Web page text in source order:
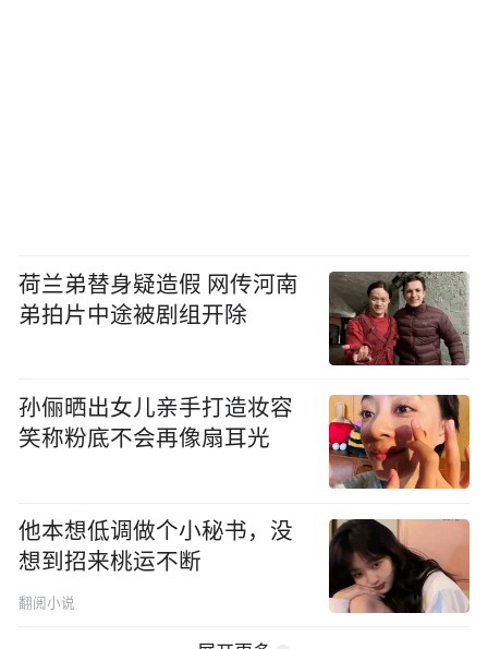
荷兰弟替身疑造假 网传河南
弟拍片中途被剧组开除
孙俪晒出女儿亲手打造妆容
笑称粉底不会再像扇耳光
他本想低调做个小秘书，没
想到招来桃运不断
翻阅小说